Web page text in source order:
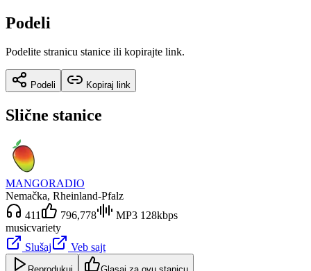
Podeli
Podelite stranicu stanice ili kopirajte link.
Podeli Kopiraj link
Slične stanice
MANGORADIO
Nemačka, Rheinland-Pfalz
411
796,778
MP3 128kbps
musicvariety
Slušaj
Veb sajt